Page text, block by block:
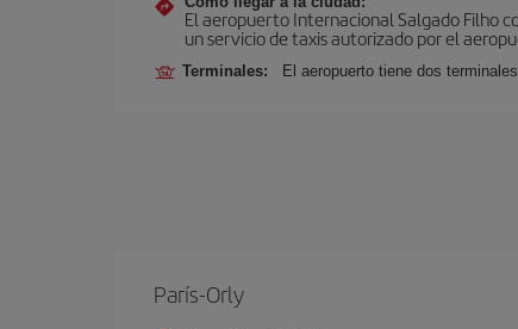
El aeropuerto Internacional Salgado Filho
un servicio de taxis autorizado por el
Terminales: El aeropuerto tiene dos
París-Orly